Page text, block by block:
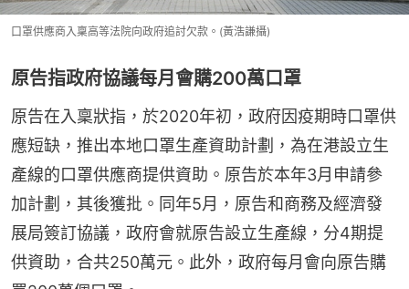
口罩供應商入稟高等法院向政府追討欠款。(黃浩謙攝)
原告指政府協議每月會購200萬口罩
原告在入稟狀指，於2020年初，政府因疫期時口罩供
應短缺，推出本地口罩生產資助計劃，為在港設立生
產線的口罩供應商提供資助。原告於本年3月申請參
加計劃，其後獲批。同年5月，原告和商務及經濟發
展局簽訂協議，政府會就原告設立生產線，分4期提
供資助，合共250萬元。此外，政府每月會向原告購